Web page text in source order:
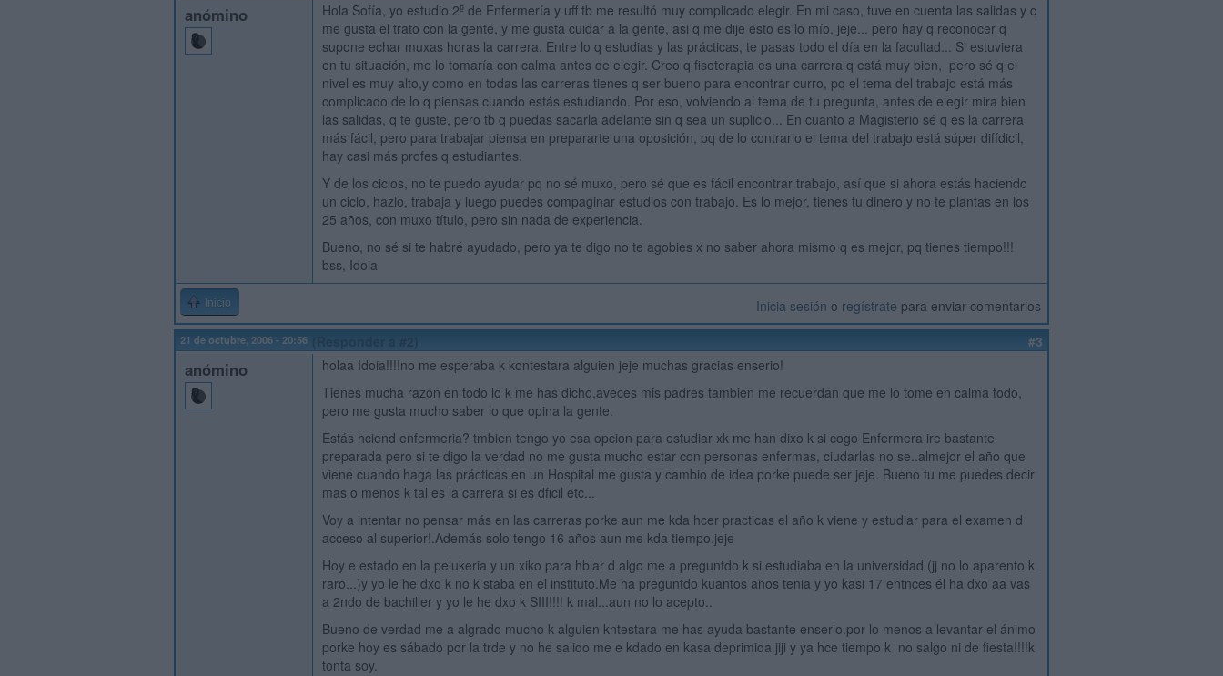
anómino
Hola Sofía, yo estudio 2º de Enfermería y uff tb me resultó muy complicado elegir. En mi caso, tuve en cuenta las salidas y q
me gusta el trato con la gente, y me gusta cuidar a la gente, asi q me dije esto es lo mío, jeje... pero hay q reconocer q
supone echar muxas horas la carrera. Entre lo q estudias y las prácticas, te pasas todo el día en la facultad... Si estuviera
en tu situación, me lo tomaría con calma antes de elegir. Creo q fisoterapia es una carrera q está muy bien, pero sé q el
nivel es muy alto,y como en todas las carreras tienes q ser bueno para encontrar curro, pq el tema del trabajo está más
complicado de lo q piensas cuando estás estudiando. Por eso, volviendo al tema de tu pregunta, antes de elegir mira bien
las salidas, q te guste, pero tb q puedas sacarla adelante sin q sea un suplicio... En cuanto a Magisterio sé q es la carrera
más fácil, pero para trabajar piensa en prepararte una oposición, pq de lo contrario el tema del trabajo está súper difídicil,
hay casi más profes q estudiantes.
Y de los ciclos, no te puedo ayudar pq no sé muxo, pero sé que es fácil encontrar trabajo, así que si ahora estás haciendo
un ciclo, hazlo, trabaja y luego puedes compaginar estudios con trabajo. Es lo mejor, tienes tu dinero y no te plantas en los
25 años, con muxo título, pero sin nada de experiencia.
Bueno, no sé si te habré ayudado, pero ya te digo no te agobies x no saber ahora mismo q es mejor, pq tienes tiempo!!!
bss, Idoia
Inicio Inicia sesión o regístrate para enviar comentarios
21 de octubre, 2006 - 20:56 #3
anómino
holaa Idoia!!!!no me esperaba k kontestara alguien jeje muchas gracias enserio!
Tienes mucha razón en todo lo k me has dicho,aveces mis padres tambien me recuerdan que me lo tome en calma todo,
pero me gusta mucho saber lo que opina la gente.
Estás hciend enfermeria? tmbien tengo yo esa opcion para estudiar xk me han dixo k si cogo Enfermera ire bastante
preparada pero si te digo la verdad no me gusta mucho estar con personas enfermas, ciudarlas no se..almejor el año que
viene cuando haga las prácticas en un Hospital me gusta y cambio de idea porke puede ser jeje. Bueno tu me puedes decir
mas o menos k tal es la carrera si es dficil etc...
Voy a intentar no pensar más en las carreras porke aun me kda hcer practicas el año k viene y estudiar para el examen d
acceso al superior!.Además solo tengo 16 años aun me kda tiempo.jeje
Hoy e estado en la pelukeria y un xiko para hblar d algo me a preguntdo k si estudiaba en la universidad (jj no lo aparento k
raro...)y yo le he dxo k no k staba en el instituto.Me ha preguntdo kuantos años tenia y yo kasi 17 entnces él ha dxo aa vas
a 2ndo de bachiller y yo le he dxo k SIII!!!! k mal...aun no lo acepto..
Bueno de verdad me a algrado mucho k alguien kntestara me has ayuda bastante enserio.por lo menos a levantar el ánimo
porke hoy es sábado por la trde y no he salido me e kdado en kasa deprimida jiji y ya hce tiempo k no salgo ni de fiesta!!!!k
tonta soy.